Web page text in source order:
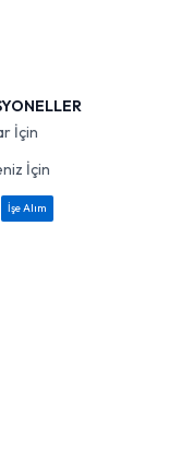
İçin
İçin
İşe Alım